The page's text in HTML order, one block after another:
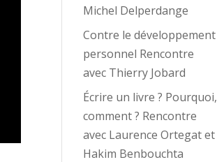
Michel Delperdange
Contre le développement
personnel Rencontre
avec Thierry Jobard
Écrire un livre ? Pourquoi,
comment ? Rencontre
avec Laurence Ortegat et
Hakim Benbouchta